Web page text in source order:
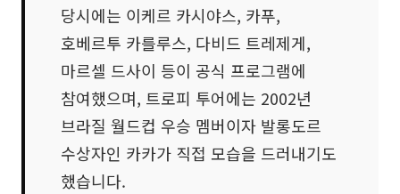
당시에는 이케르 카시야스, 카푸,
호베르투 카를루스, 다비드 트레제게,
마르셀 드사이 등이 공식 프로그램에
참여했으며, 트로피 투어에는 2002년
브라질 월드컵 우승 멤버이자 발롱도르
수상자인 카카가 직접 모습을 드러내기도
했습니다.